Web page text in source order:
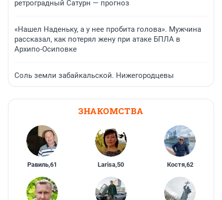
ретроградный Сатурн — прогноз
«Нашел Наденьку, а у нее пробита голова». Мужчина
рассказал, как потерял жену при атаке БПЛА в
Архипо-Осиповке
Соль земли забайкальской. Нижегородцевы
ЗНАКОМСТВА
Равиль,61 Larisa,50 Костя,62